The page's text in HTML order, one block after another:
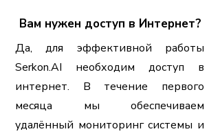
Вам нужен доступ в Интернет?
Да, для эффективной работы
Serkon.AI необходим доступ в
интернет. В течение первого
месяца мы обеспечиваем
удалённый мониторинг системы и